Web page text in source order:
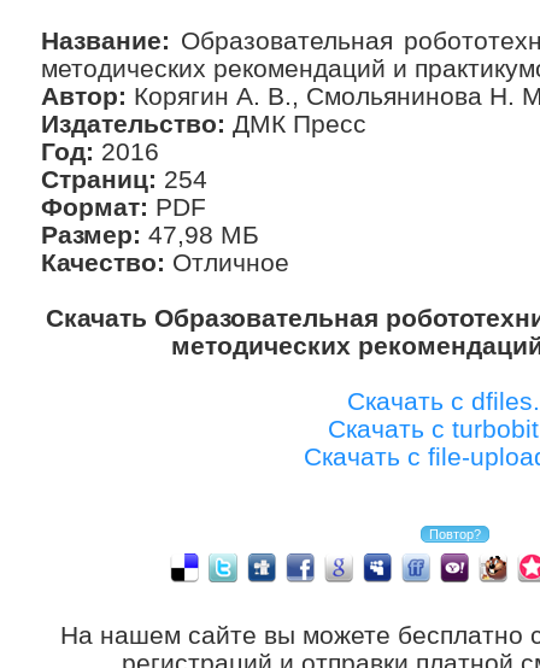
Название: Образовательная
методических рекомендаций и
Автор: Корягин А. В., Смольянинова Н.
Издательство: ДМК Пресс
Год: 2016
Страниц: 254
Формат: PDF
Размер: 47,98 МБ
Качество: Отличное
Скачать Образовательная
методических
Скачать с
Скачать с
Скачать с file-
На нашем сайте вы можете бесплатно